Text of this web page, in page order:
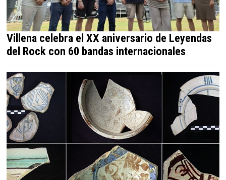
Villena celebra el XX aniversario de Leyendas
del Rock con 60 bandas internacionales